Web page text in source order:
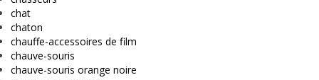
chat
chaton
chauffe-accessoires de film
chauve-souris
chauve-souris orange noire